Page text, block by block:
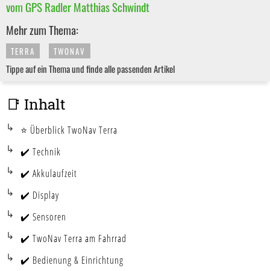
vom GPS Radler Matthias Schwindt
Mehr zum Thema:
TERRA TWONAV
Tippe auf ein Thema und finde alle passenden Artikel
📑 Inhalt
⭐ Überblick TwoNav Terra
✔️ Technik
✔️ Akkulaufzeit
✔️ Display
✔️ Sensoren
✔️ TwoNav Terra am Fahrrad
✔️ Bedienung & Einrichtung